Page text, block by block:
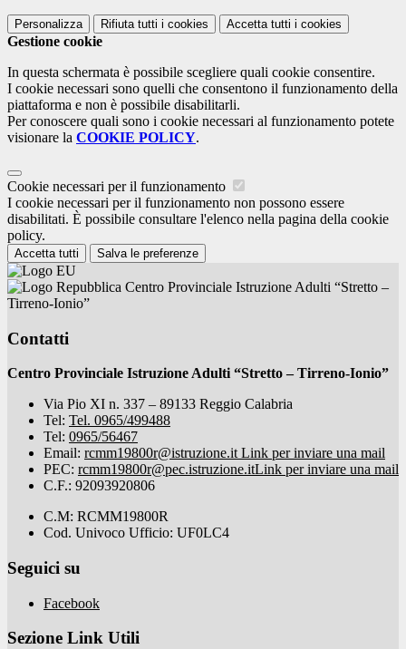
Personalizza Rifiuta tutti i cookies Accetta tutti i cookies
Gestione cookie
In questa schermata è possibile scegliere quali cookie consentire.
I cookie necessari sono quelli che consentono il funzionamento della
piattaforma e non è possibile disabilitarli.
Per conoscere quali sono i cookie necessari al funzionamento potete
visionare la COOKIE POLICY.
Cookie necessari per il funzionamento
I cookie necessari per il funzionamento non possono essere
disabilitati. È possibile consultare l'elenco nella pagina della cookie
policy.
Accetta tutti Salva le preferenze
Centro Provinciale Istruzione Adulti “Stretto –
Tirreno-Ionio”
Contatti
Centro Provinciale Istruzione Adulti “Stretto – Tirreno-Ionio”
Via Pio XI n. 337 – 89133 Reggio Calabria
Tel: Tel. 0965/499488
Tel: 0965/56467
Email: rcmm19800r@istruzione.it Link per inviare una mail
PEC: rcmm19800r@pec.istruzione.itLink per inviare una mail
C.F.: 92093920806
C.M: RCMM19800R
Cod. Univoco Ufficio: UF0LC4
Seguici su
Facebook
Sezione Link Utili